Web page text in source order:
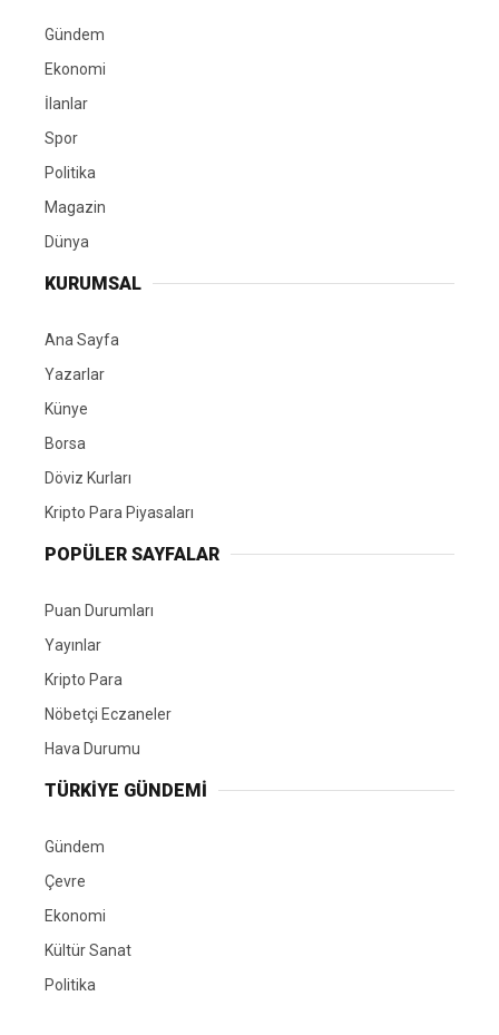
Gündem
Ekonomi
İlanlar
Spor
Politika
Magazin
Dünya
KURUMSAL
Ana Sayfa
Yazarlar
Künye
Borsa
Döviz Kurları
Kripto Para Piyasaları
POPÜLER SAYFALAR
Puan Durumları
Yayınlar
Kripto Para
Nöbetçi Eczaneler
Hava Durumu
TÜRKIYE GÜNDEMI
Gündem
Çevre
Ekonomi
Kültür Sanat
Politika